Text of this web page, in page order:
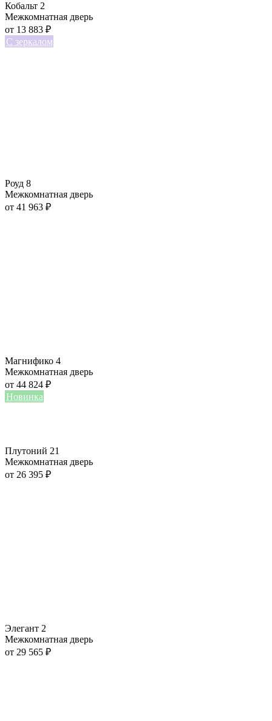
Кобальт 2
Межкомнатная дверь
от 13 883 ₽
С зеркалом
Роуд 8
Межкомнатная дверь
от 41 963 ₽
Магнифико 4
Межкомнатная дверь
от 44 824 ₽
Новинка
Плутоний 21
Межкомнатная дверь
от 26 395 ₽
Элегант 2
Межкомнатная дверь
от 29 565 ₽